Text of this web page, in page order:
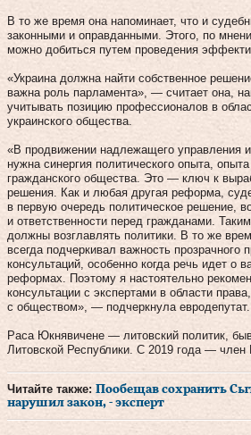
В то же время она напоминает, что и
законными и оправданными. Этого, по
можно добиться путем проведения
«Украина должна найти собственное
важна роль парламента», — считает она,
учитывать позицию профессионалов в
украинского общества.
«В продвижении надлежащего управления и
нужна синергия политического опыта,
гражданского общества. Это — ключ к
решения. Как и любая другая реформа,
в первую очередь политическое решение,
и ответственности перед гражданами.
должны возглавлять политики. В то же
всегда подчеркивал важность прозрачного
консультаций, особенно когда речь идет о
реформах. Поэтому я настоятельно
консультации с экспертами в области
с обществом», — подчеркнула евродепутат.
Раса Юкнявичене — литовский политик,
Литовской Республики. С 2019 года — член
Читайте также: Пообещав сохранить
нарушил закон, - эксперт